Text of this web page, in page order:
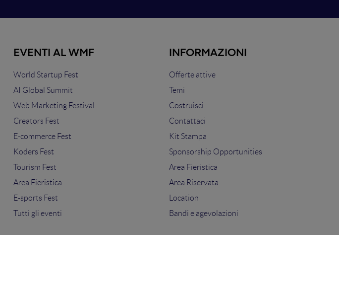
EVENTI AL WMF
World Startup Fest
AI Global Summit
Web Marketing Festival
Creators Fest
E-commerce Fest
Koders Fest
Tourism Fest
Area Fieristica
E-sports Fest
Tutti gli eventi
INFORMAZIONI
Offerte attive
Temi
Costruisci
Contattaci
Kit Stampa
Sponsorship Opportunities
Area Fieristica
Area Riservata
Location
Bandi e agevolazioni